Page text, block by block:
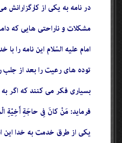
مشکلات و ناراحتى هایى که
امام علیه السّلام این نامه
توده هاى رعیت را بعد از جلب
بسیاری فکر مى کنند که اگر به
فرماید: مَنْ کانَ فِى حاجَةِ أَخِیْةِ الْمُسْلِم کَانَ اللَّهُ فِى حَاجَتِهِ؛ [٥] کسى که در راه انجام حاجات و
یکى از طرق خدمت به خدا این